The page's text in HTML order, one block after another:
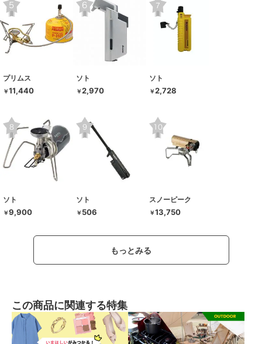
プリムス
￥11,440
ソト
￥2,970
ソト
￥2,728
ソト
￥9,900
ソト
￥ 506
スノーピーク
￥13,750
もっとみる
この商品に関連する特集